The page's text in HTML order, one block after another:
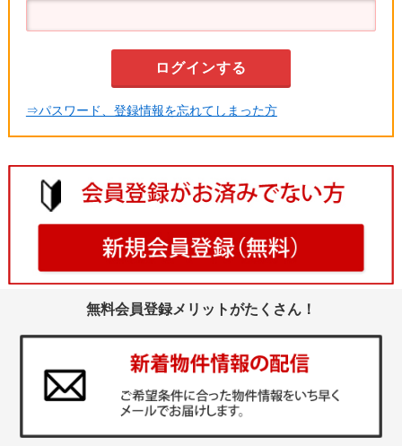
⇒パスワード、登録情報を忘れてしまった方
無料会員登録メリットがたくさん！